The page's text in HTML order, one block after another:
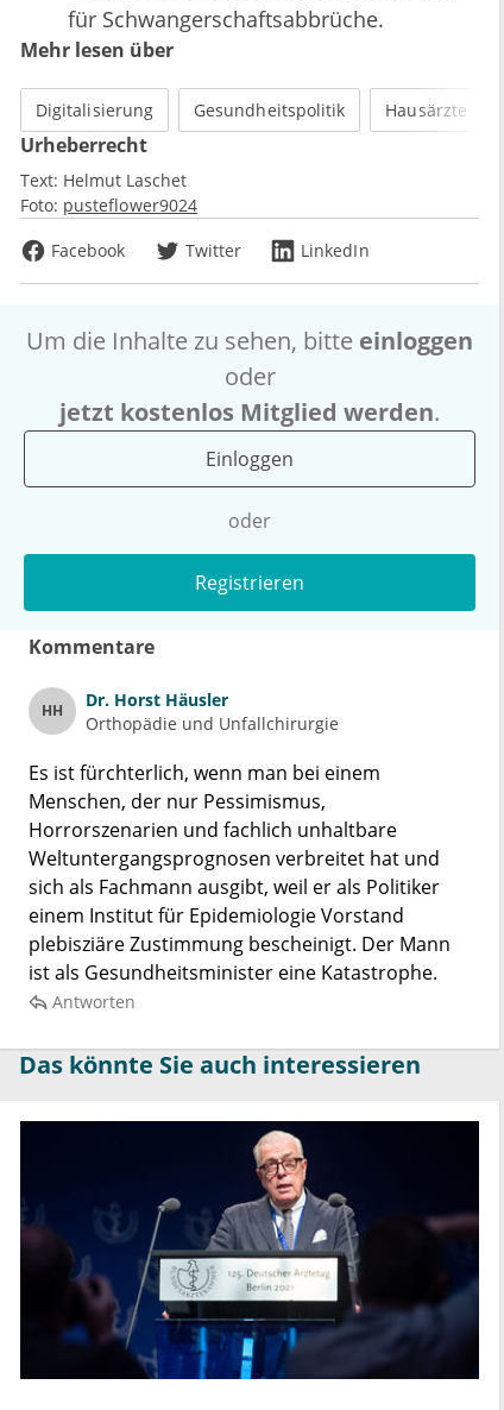
für Schwangerschaftsabbrüche.
Mehr lesen über
Digitalisierung Gesundheitspolitik Hausärzte
Urheberrecht
Text: Helmut Laschet
Foto: pusteflower9024
Facebook
Twitter LinkedIn
Um die Inhalte zu sehen, bitte einloggen
oder
jetzt kostenlos Mitglied werden.
Einloggen
oder
Registrieren
Kommentare
HH Dr. Horst Häusler
Orthopädie und Unfallchirurgie
Es ist fürchterlich, wenn man bei einem
Menschen, der nur Pessimismus,
Horrorszenarien und fachlich unhaltbare
Weltuntergangsprognosen verbreitet hat und
sich als Fachmann ausgibt, weil er als Politiker
einem Institut für Epidemiologie Vorstand
plebisziäre Zustimmung bescheinigt. Der Mann
ist als Gesundheitsminister eine Katastrophe.
Antworten
Das könnte Sie auch interessieren